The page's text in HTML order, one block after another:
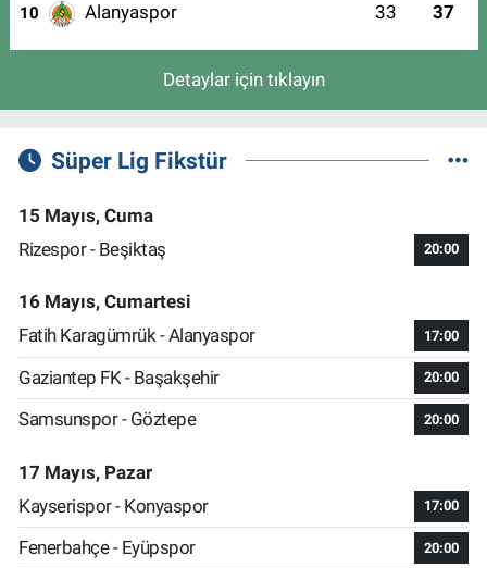
10 Alanyaspor 33 37
Detaylar için tıklayın
Süper Lig Fikstür
15 Mayıs, Cuma
Rizespor - Beşiktaş
20:00
16 Mayıs, Cumartesi
Fatih Karagümrük - Alanyaspor
17:00
Gaziantep FK - Başakşehir 20:00
Samsunspor - Göztepe 20:00
17 Mayıs, Pazar
Kayserispor - Konyaspor
17:00
Fenerbahçe - Eyüpspor 20:00